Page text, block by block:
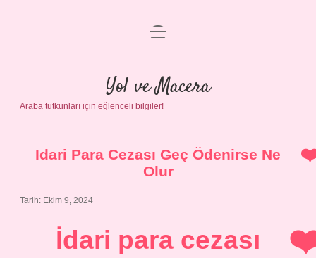
Anasayfa
Gizlilik Politikası
Yasal Uyarı
menüyü
Yol ve Macera
Araba tutkunları için eğlenceli bilgiler!
Idari Para Cezası Geç Ödenirse Ne
Olur
Tarih: Ekim 9, 2024
İdari para cezası